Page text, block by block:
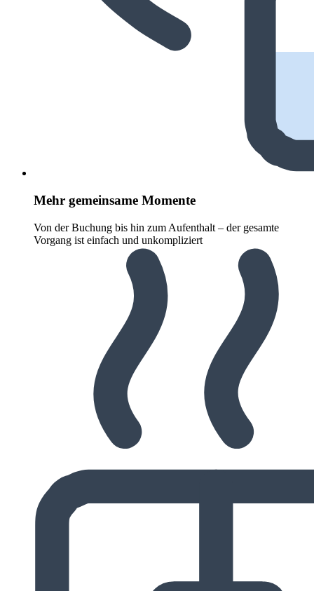
Mehr gemeinsame Momente
Von der Buchung bis hin zum Aufenthalt – der gesamte
Vorgang ist einfach und unkompliziert